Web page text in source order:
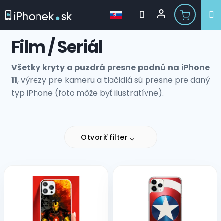
obsahFilm / Seriál
Všetky kryty a puzdrá presne padnú na iPhone
11, výrezy pre kameru a tlačidlá sú presne pre daný
typ iPhone (foto môže byť ilustratívne).
Otvoriť filter